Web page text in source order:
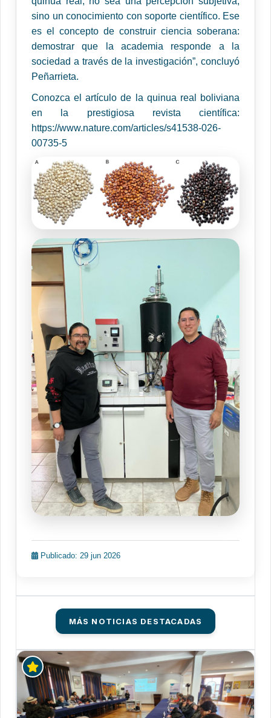
sino un conocimiento con soporte científico. Ese
es el concepto de construir ciencia soberana:
demostrar que la academia responde a la
sociedad a través de la investigación”, concluyó
Peñarrieta.
Conozca el artículo de la quinua real boliviana
en la prestigiosa revista científica:
https://www.nature.com/articles/s41538-026-
00735-5
Publicado: 29 jun 2026
MÁS NOTICIAS DESTACADAS